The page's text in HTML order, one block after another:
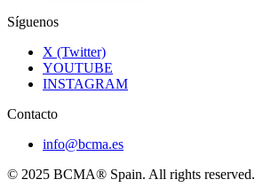
Síguenos
X (Twitter)
YOUTUBE
INSTAGRAM
Contacto
info@bcma.es
© 2025 BCMA® Spain. All rights reserved.